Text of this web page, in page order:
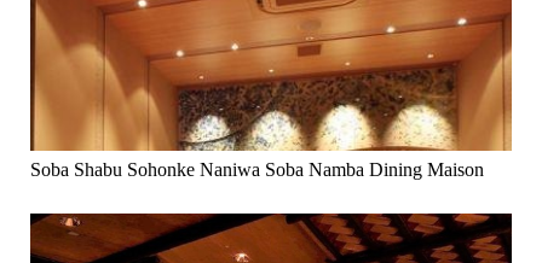
Soba Shabu Sohonke Naniwa Soba Namba Dining Maison